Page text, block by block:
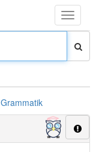
Toggle
Grammatik